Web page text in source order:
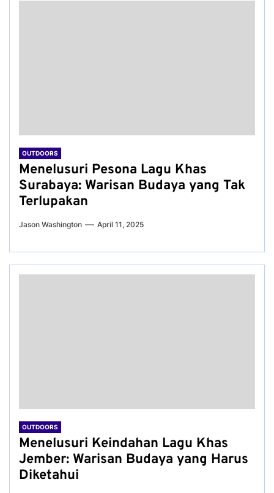
OUTDOORS
Menelusuri Pesona Lagu Khas
Surabaya: Warisan Budaya yang Tak
Terlupakan
Jason Washington April 11, 2025
OUTDOORS
Menelusuri Keindahan Lagu Khas
Jember: Warisan Budaya yang Harus
Diketahui